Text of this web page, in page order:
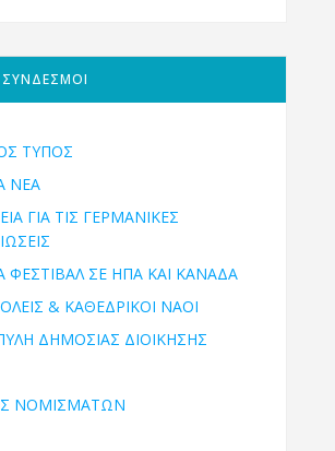
ΣΥΝΔΕΣΜΟΙ
ΤΥΠΟΣ
ΝΕΑ
ΓΙΑ ΤΙΣ ΓΕΡΜΑΝΙΚΕΣ
ΦΕΣΤΙΒΆΛ ΣΕ ΗΠΑ ΚΑΙ ΚΑΝΑΔΑ
& ΚΑΘΕΔΡΙΚΟΊ ΝΑΟΊ
ΔΗΜΌΣΙΑΣ ΔΙΟΊΚΗΣΗΣ
ΝΟΜΙΣΜΑΤΩΝ